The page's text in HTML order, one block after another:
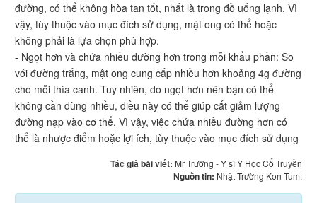
đường, có thể không hòa tan tốt, nhất là trong đồ uống lạnh. Vì
vậy, tùy thuộc vào mục đích sử dụng, mật ong có thể hoặc
không phải là lựa chọn phù hợp.
- Ngọt hơn và chứa nhiều đường hơn trong mỗi khẩu phần: So
với đường trắng, mật ong cung cấp nhiều hơn khoảng 4g đường
cho mỗi thìa canh. Tuy nhiên, do ngọt hơn nên bạn có thể
không cần dùng nhiều, điều này có thể giúp cắt giảm lượng
đường nạp vào cơ thể. Vì vậy, việc chứa nhiều đường hơn có
thể là nhược điểm hoặc lợi ích, tùy thuộc vào mục đích sử dụng
Tác giả bài viết: Mr Trường - Y sĩ Y Học Cổ Truyền
Nguồn tin: Nhật Trường Kon Tum: